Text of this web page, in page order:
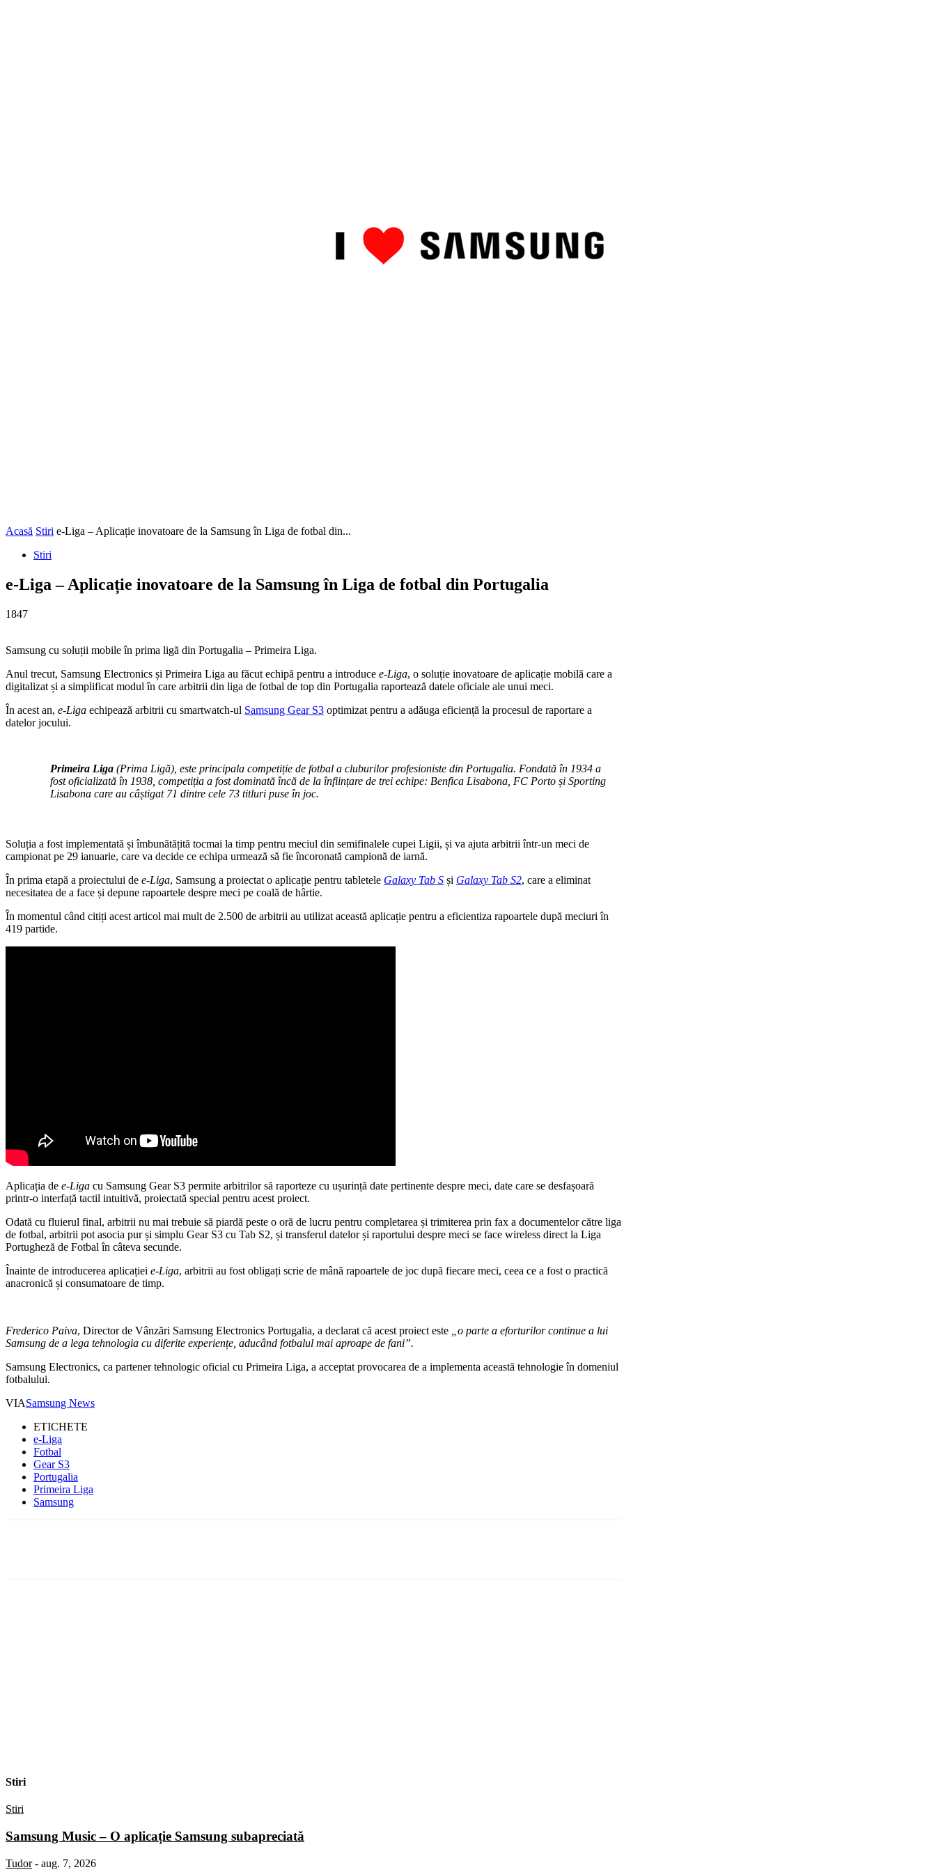
Acasă Stiri e-Liga – Aplicație inovatoare de la Samsung în Liga de fotbal din...
Stiri
e-Liga – Aplicație inovatoare de la Samsung în Liga de fotbal din Portugalia
1847
Samsung cu soluții mobile în prima ligă din Portugalia – Primeira Liga.
Anul trecut, Samsung Electronics și Primeira Liga au făcut echipă pentru a introduce e-Liga, o soluție inovatoare de aplicație mobilă care a
digitalizat și a simplificat modul în care arbitrii din liga de fotbal de top din Portugalia raportează datele oficiale ale unui meci.
În acest an, e-Liga echipează arbitrii cu smartwatch-ul Samsung Gear S3 optimizat pentru a adăuga eficiență la procesul de raportare a
datelor jocului.
Primeira Liga (Prima Ligă), este principala competiție de fotbal a cluburilor profesioniste din Portugalia. Fondată în 1934 a
fost oficializată în 1938, competiția a fost dominată încă de la înființare de trei echipe: Benfica Lisabona, FC Porto și Sporting
Lisabona care au câștigat 71 dintre cele 73 titluri puse în joc.
Soluția a fost implementată și îmbunătățită tocmai la timp pentru meciul din semifinalele cupei Ligii, și va ajuta arbitrii într-un meci de
campionat pe 29 ianuarie, care va decide ce echipa urmează să fie încoronată campionă de iarnă.
În prima etapă a proiectului de e-Liga, Samsung a proiectat o aplicație pentru tabletele Galaxy Tab S și Galaxy Tab S2, care a eliminat
necesitatea de a face și depune rapoartele despre meci pe coală de hârtie.
În momentul când citiți acest articol mai mult de 2.500 de arbitrii au utilizat această aplicație pentru a eficientiza rapoartele după meciuri în
419 partide.
Aplicația de e-Liga cu Samsung Gear S3 permite arbitrilor să raporteze cu ușurință date pertinente despre meci, date care se desfașoară
printr-o interfață tactil intuitivă, proiectată special pentru acest proiect.
Odată cu fluierul final, arbitrii nu mai trebuie să piardă peste o oră de lucru pentru completarea și trimiterea prin fax a documentelor către liga
de fotbal, arbitrii pot asocia pur și simplu Gear S3 cu Tab S2, și transferul datelor și raportului despre meci se face wireless direct la Liga
Portugheză de Fotbal în câteva secunde.
Înainte de introducerea aplicației e-Liga, arbitrii au fost obligați scrie de mână rapoartele de joc după fiecare meci, ceea ce a fost o practică
anacronică și consumatoare de timp.
Frederico Paiva, Director de Vânzări Samsung Electronics Portugalia, a declarat că acest proiect este
„o parte a eforturilor continue a lui
Samsung de a lega tehnologia cu diferite experiențe, aducând fotbalul mai aproape de fani”.
Samsung Electronics, ca partener tehnologic oficial cu Primeira Liga, a acceptat provocarea de a implementa această tehnologie în domeniul
fotbalului.
VIASamsung News
ETICHETE
e-Liga
Fotbal
Gear S3
Portugalia
Primeira Liga
Samsung
Stiri
Stiri
Samsung Music – O aplicație Samsung subapreciată
Tudor - aug. 7, 2026